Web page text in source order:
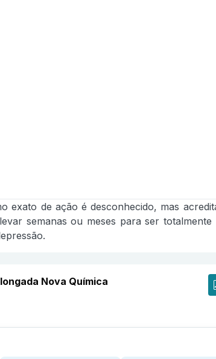
exato de ação é desconhecido, mas
semanas ou meses para ser totalmente
Nova Química